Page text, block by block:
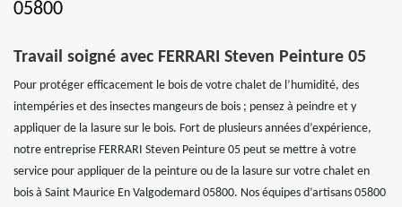
05800
Travail soigné avec FERRARI Steven Peinture 05
Pour protéger efficacement le bois de votre chalet de l’humidité, des
intempéries et des insectes mangeurs de bois ; pensez à peindre et y
appliquer de la lasure sur le bois. Fort de plusieurs années d’expérience,
notre entreprise FERRARI Steven Peinture 05 peut se mettre à votre
service pour appliquer de la peinture ou de la lasure sur votre chalet en
bois à Saint Maurice En Valgodemard 05800. Nos équipes d’artisans 05800